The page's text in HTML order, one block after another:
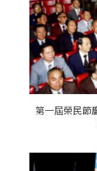
第一屆榮民節